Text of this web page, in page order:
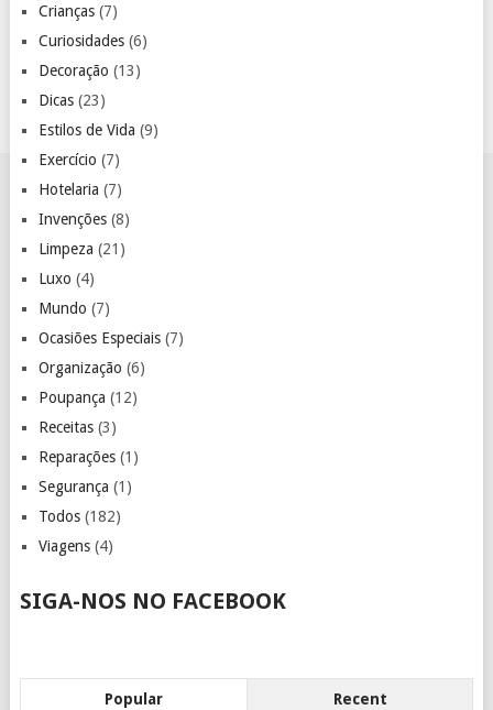
Crianças(7)
Curiosidades(6)
Decoração (13)
Dicas(23)
Estilos de Vida (9)
Exercício (7)
Hotelaria (7)
Invenções(8)
Limpeza (21)
Luxo (4)
Mundo (7)
Ocasiões Especiais(7)
Organização (6)
Poupança (12)
Receitas(3)
Reparações(1)
Segurança (1)
Todos(182)
Viagens(4)
SIGA-NOS NO FACEBOOK
Popular Recent